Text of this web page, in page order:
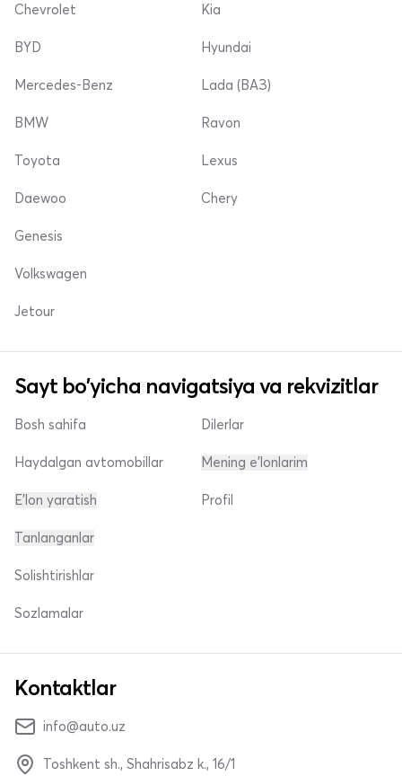
Chevrolet
BYD
Mercedes-Benz
Kia
Hyundai
Lada (ВАЗ)
BMW
Toyota
Daewoo
Ravon
Lexus
Chery
Genesis
Volkswagen
Jetour
Sayt bo'yicha navigatsiya va rekvizitlar
Bosh sahifa
Haydalgan avtomobillar
E'lon yaratish
Dilerlar
Mening e'lonlarim
Profil
Tanlanganlar
Solishtirishlar
Sozlamalar
Kontaktlar
info@auto.uz
Toshkent sh., Shahrisabz k., 16/1